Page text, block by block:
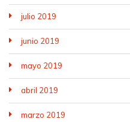
julio 2019
junio 2019
mayo 2019
abril 2019
marzo 2019